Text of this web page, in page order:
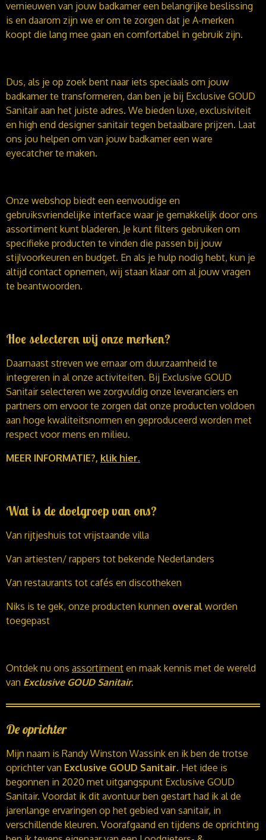
vernieuwen van jouw badkamer een belangrijke beslissing
is en daarom zijn we er om te zorgen dat je A-merken
koopt die lang mee gaan en comfortabel in gebruik zijn.
Dus, als je op zoek bent naar iets speciaals om jouw
badkamer te transformeren, dan ben je bij Exclusive GOUD
Sanitair aan het juiste adres. We bieden luxe, exclusiviteit
en high end designer sanitair tegen betaalbare prijzen. Laat
ons jou helpen om van jouw badkamer een ware
eyecatcher te maken.
Onze webshop biedt een eenvoudige en
gebruiksvriendelijke interface waar je gemakkelijk door ons
assortiment kunt bladeren. Je kunt filters gebruiken om
specifieke producten te vinden die passen bij jouw
stijlvoorkeuren en budget. En als je hulp nodig hebt, kun je
altijd contact opnemen, wij staan klaar om al jouw vragen
te beantwoorden.
Hoe selecteren wij onze merken?
Daarnaast streven we ernaar om duurzaamheid te
integreren in al onze activiteiten. Bij Exclusive GOUD
Sanitair selecteren we zorgvuldig onze leveranciers en
partners om ervoor te zorgen dat onze producten voldoen
aan hoge kwaliteitsnormen en geproduceerd worden met
respect voor mens en milieu.
MEER INFORMATIE?, klik hier.
Wat is de doelgroep van ons?
Van rijtjeshuis tot vrijstaande villa
Van artiesten/ rappers tot bekende Nederlanders
Van restaurants tot cafés en discotheken
Niks is te gek, onze producten kunnen overal worden
toegepast
Ontdek nu ons assortiment en maak kennis met de wereld
van ExclusiveGOUD Sanitair.
De oprichter
Mijn naam is Randy Winston Wassink en ik ben de trotse
oprichter van Exclusive GOUD Sanitair. Het idee is
begonnen in 2020 met uitgangspunt Exclusive GOUD
Sanitair. Voordat ik dit avontuur ben gestart had ik al de
jarenlange ervaringen op het gebied van sanitair, in
verschillende kleuren. Voorafgaand en tijdens de oprichting